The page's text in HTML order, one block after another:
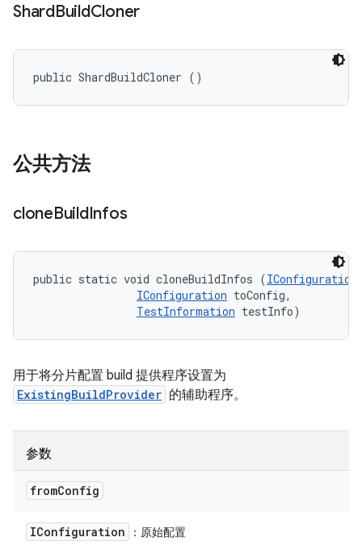
ShardBuildCloner
public ShardBuildCloner ()
公共方法
cloneBuildInfos
public static void cloneBuildInfos (IConfiguration
IConfiguration toConfig,
TestInformation testInfo)
用于将分片配置 build 提供程序设置为
ExistingBuildProvider 的辅助程序。
参数
fromConfig
IConfiguration ：原始配置